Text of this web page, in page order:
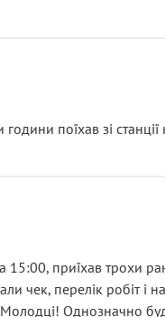
під лобовим склом.
поїхав зі станції
приїхав трохи
чек, перелік робіт і
Однозначно